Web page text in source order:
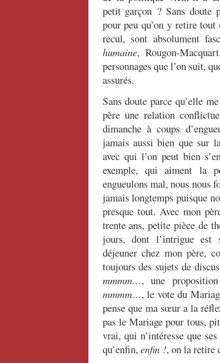
petit garçon ? Sans doute
pour peu qu’on y retire tout
recul, sont absolument
humaine, Rougon-
personnages que l’on suit,
assurés.
Sans doute parce qu’elle
père une relation
dimanche à coups
jamais aussi bien que sur
avec qui l’on peut bien
exemple, qui aiment la
engueulons mal, nous nous
jamais longtemps puisque
presque tout. Avec mon
trente ans, petite pièce de
jours, dont l’intrigue est
déjeuner chez mon père,
toujours des sujets de
mmmm…, une
mmmm…, le vote du
pense que ma sœur a la
pas le Mariage pour tous,
vrai, qui n’intéresse que
qu’enfin, enfin !, on la retire